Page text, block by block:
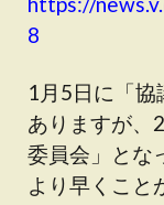
8
1月5日に「協
ありますが、
委員会」とな
より早くこと